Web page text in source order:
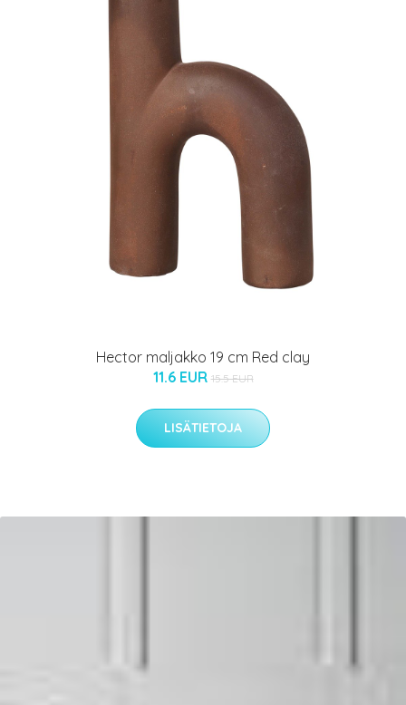
Hector maljakko 19 cm Red clay
11.6 EUR 15.5 EUR
LISÄTIETOJA